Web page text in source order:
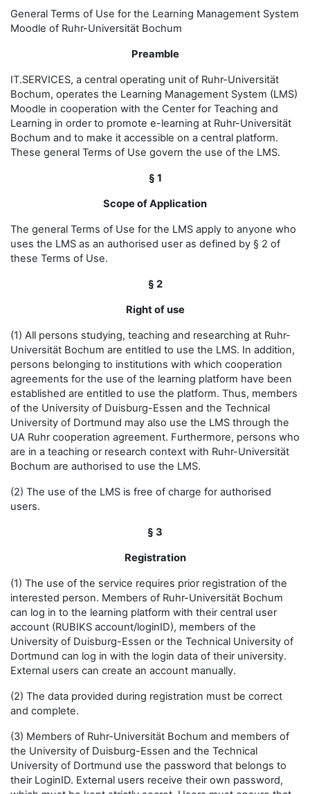
General Terms of Use for the Learning Management System
Moodle of Ruhr-Universität Bochum
Preamble
IT.SERVICES, a central operating unit of Ruhr-Universität
Bochum, operates the Learning Management System (LMS)
Moodle in cooperation with the Center for Teaching and
Learning in order to promote e-learning at Ruhr-Universität
Bochum and to make it accessible on a central platform.
These general Terms of Use govern the use of the LMS.
§ 1
Scope of Application
The general Terms of Use for the LMS apply to anyone who
uses the LMS as an authorised user as defined by § 2 of
these Terms of Use.
§ 2
Right of use
(1) All persons studying, teaching and researching at Ruhr-
Universität Bochum are entitled to use the LMS. In addition,
persons belonging to institutions with which cooperation
agreements for the use of the learning platform have been
established are entitled to use the platform. Thus, members
of the University of Duisburg-Essen and the Technical
University of Dortmund may also use the LMS through the
UA Ruhr cooperation agreement. Furthermore, persons who
are in a teaching or research context with Ruhr-Universität
Bochum are authorised to use the LMS.
(2) The use of the LMS is free of charge for authorised
users.
§ 3
Registration
(1) The use of the service requires prior registration of the
interested person. Members of Ruhr-Universität Bochum
can log in to the learning platform with their central user
account (RUBIKS account/loginID), members of the
University of Duisburg-Essen or the Technical University of
Dortmund can log in with the login data of their university.
External users can create an account manually.
(2) The data provided during registration must be correct
and complete.
(3) Members of Ruhr-Universität Bochum and members of
the University of Duisburg-Essen and the Technical
University of Dortmund use the password that belongs to
their LoginID. External users receive their own password,